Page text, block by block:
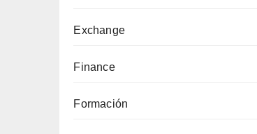
Exchange
Finance
Formación